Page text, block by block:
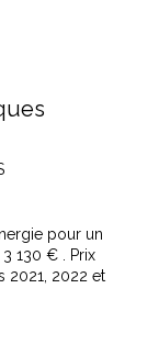
majoré: 6643€
pour un
130 € . Prix
2021, 2022 et